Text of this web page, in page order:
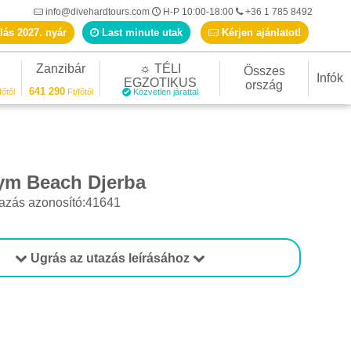
info@divehardtours.com H-P 10:00-18:00
+36 1 785 8492
2027. nyár Last minute utak Kérjen ajánlatot!
Zanzibár
641 290Ft/főtől
☼ TÉLI
EGZOTIKUS
Közvetlen járattal
Összes
ország
Infók
Beach Djerba
azonosító:41641
Ugrás az utazás leírásához